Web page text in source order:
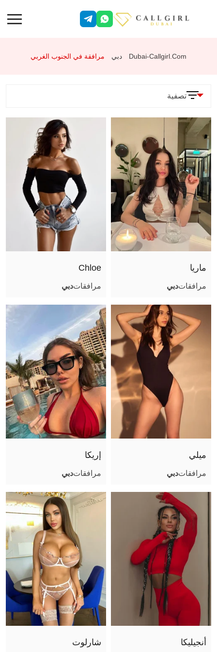
Dubai-Callgirl.com دبي مرافقة في الجنوب الغربي
ماريا
مرافقاتدبي
Сhloe
مرافقاتدبي
ميلي
مرافقاتدبي
إريكا
مرافقاتدبي
أنجيليكا شارلوت
تصفية
المعلمات
الخدمات
وضعية 69
جنس شرجي
تقييد
صور عادية (أثناء اللقاء)
جنس تقليدي مهبلي
جنس مع أزواج
قذف على الجسم
لحس مهبلي
مص عميق
كلام بذيء
سيطرة
ثنائي مع فتاة
مساج مثير
صور مثيرة (أثناء اللقاء)
تبول (أعطي)
تبول (أتلقى)
جنس جماعي
استمناء باليد
كاماسوترا
استمناء
سيدة
جنس فموي بدون واقي
مساج البروستاتا